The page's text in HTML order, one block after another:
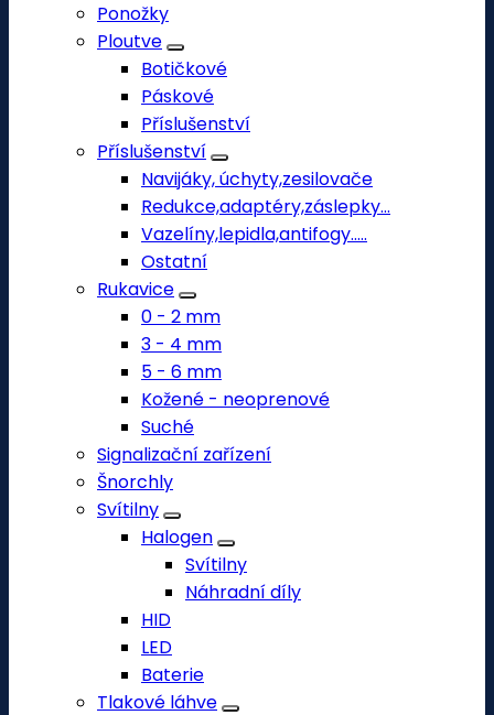
Ponožky
Ploutve
Botičkové
Páskové
Příslušenství
Příslušenství
Navijáky, úchyty,zesilovače
Redukce,adaptéry,záslepky...
Vazelíny,lepidla,antifogy.....
Ostatní
Rukavice
0 - 2 mm
3 - 4 mm
5 - 6 mm
Kožené - neoprenové
Suché
Signalizační zařízení
Šnorchly
Svítilny
Halogen
Svítilny
Náhradní díly
HID
LED
Baterie
Tlakové láhve